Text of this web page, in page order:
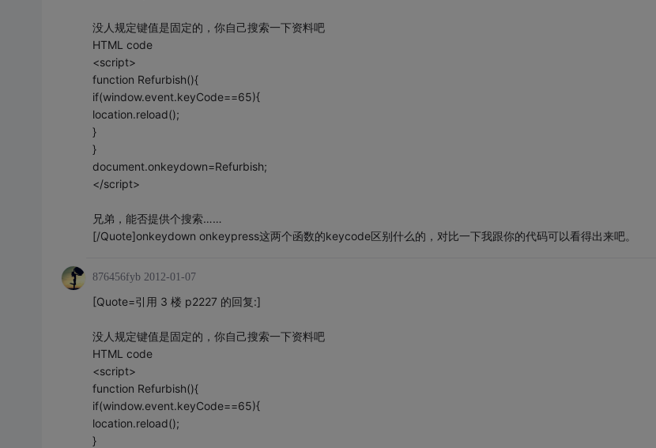
没人规定键值是固定的，你自己搜索一下资料吧
HTML code
<script>
function Refurbish(){
if(window.event.keyCode==65){
location.reload();
}
}
document.onkeydown=Refurbish;
</script>
兄弟，能否提供个搜索……
[/Quote]onkeydown onkeypress这两个函数的keycode区别什么的，对比一下我跟你的代码可以看得出来吧。
876456fyb 2012-01-07
[Quote=引用 3 楼 p2227 的回复:]
没人规定键值是固定的，你自己搜索一下资料吧
HTML code
<script>
function Refurbish(){
if(window.event.keyCode==65){
location.reload();
}